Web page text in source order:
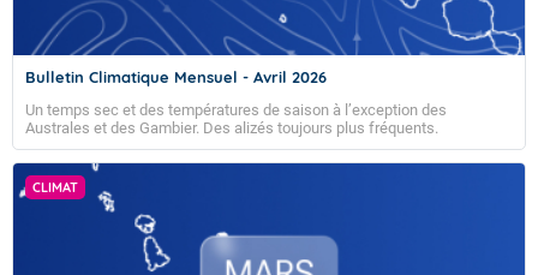
Bulletin Climatique Mensuel - Avril 2026
Un temps sec et des températures de saison à l’exception des
Australes et des Gambier. Des alizés toujours plus fréquents.
CLIMAT